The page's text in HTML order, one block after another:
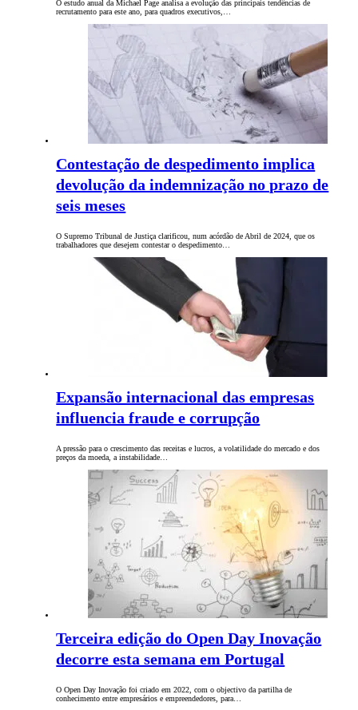
O estudo anual da Michael Page analisa a evolução das principais tendências de
recrutamento para este ano, para quadros executivos,…
Contestação de despedimento implica
devolução da indemnização no prazo de
seis meses
O Supremo Tribunal de Justiça clarificou, num acórdão de Abril de 2024, que os
trabalhadores que desejem contestar o despedimento…
Expansão internacional das empresas
influencia fraude e corrupção
A pressão para o crescimento das receitas e lucros, a volatilidade do mercado e dos
preços da moeda, a instabilidade…
Terceira edição do Open Day Inovação
decorre esta semana em Portugal
O Open Day Inovação foi criado em 2022, com o objectivo da partilha de
conhecimento entre empresários e empreendedores, para…